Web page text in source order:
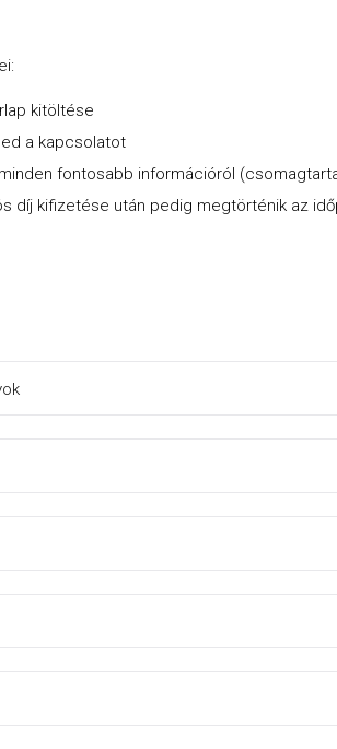
kitöltése
a kapcsolatot
fontosabb információról
díj kifizetése után pedig megtörténik az